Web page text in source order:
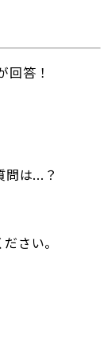
回答！
は...？
さい。